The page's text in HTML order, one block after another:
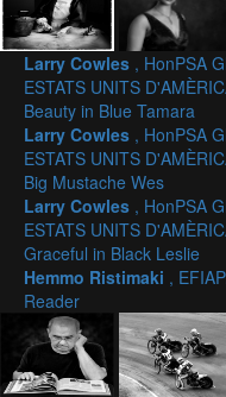
Larry Cowles , HonPSA
ESTATS UNITS
Beauty in Blue Tamara
Larry Cowles , HonPSA
ESTATS UNITS
Big Mustache Wes
Larry Cowles , HonPSA
ESTATS UNITS
Graceful in Black Leslie
Hemmo Ristimaki ,
Reader